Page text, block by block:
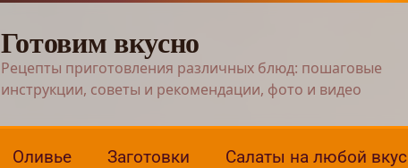
Готовим вкусно
Рецепты приготовления различных блюд: пошаговые
инструкции, советы и рекомендации, фото и видео
Оливье Заготовки Салаты на любой вкус